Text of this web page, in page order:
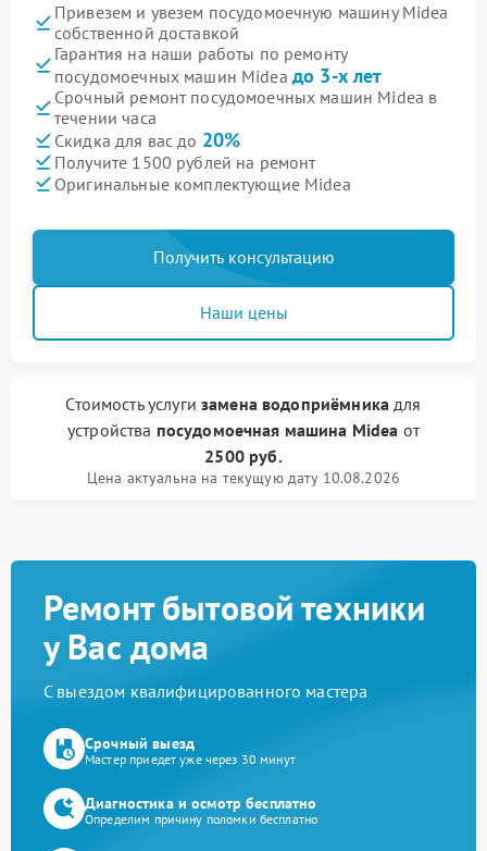
Привезем и увезем посудомоечную машину Midea
собственной доставкой
Гарантия на наши работы по ремонту
посудомоечных машин Midea до 3-х лет
Срочный ремонт посудомоечных машин Midea в
течении часа
Скидка для вас до 20%
Получите 1500 рублей на ремонт
Оригинальные комплектующие Midea
Получить консультацию
Наши цены
Стоимость услуги замена водоприёмникадля
устройства посудомоечная машина Midea от
2500 руб.
Цена актуальна на текущую дату 10.08.2026
Ремонт бытовой техники
у Вас дома
С выездом квалифицированного мастера
Срочный выезд
Мастер приедет уже через 30 минут
Диагностика и осмотр бесплатно
Определим причину поломки бесплатно